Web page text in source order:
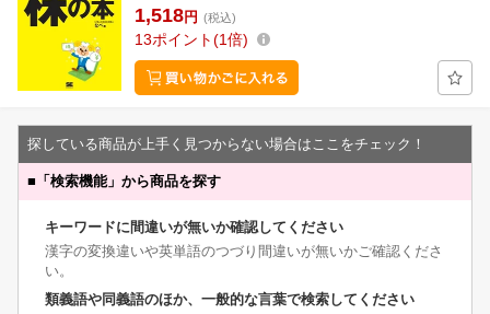
1,518円 (税込)
13ポイント 1倍
探している商品が上手く見つからない場合はここをチェック！
■ 「検索機能」から商品を探す
キーワードに間違いが無いか確認してください
漢字の変換違いや英単語のつづり間違いが無いかご確認くださ
い。
類義語や同義語のほか、一般的な言葉で検索してください